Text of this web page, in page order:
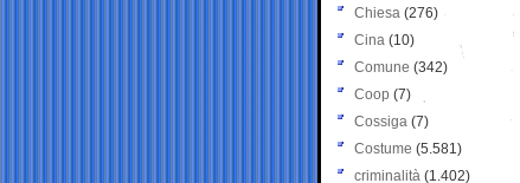
Chiesa (276)
Cina (10)
Comune (342)
Coop (7)
Cossiga (7)
Costume (5.581)
criminalità (1.402)